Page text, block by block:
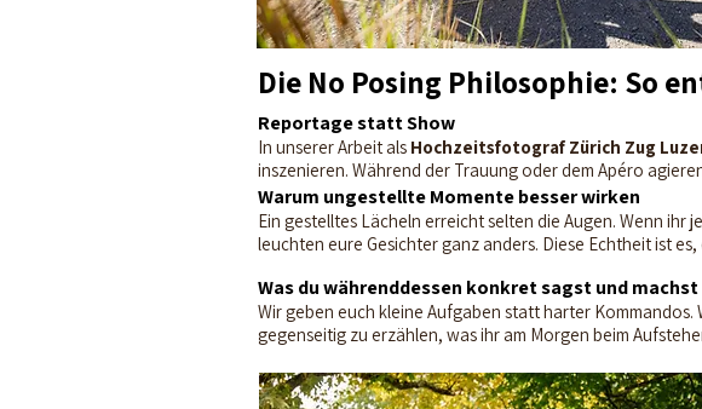
Die No Posing Philosophie: So
Reportage statt Show
In unserer Arbeit als Hochzeitsfotograf Zürich Zug
inszenieren. Während der Trauung oder dem Apéro
Warum ungestellte Momente besser wirken
Ein gestelltes Lächeln erreicht selten die Augen. Wenn
leuchten eure Gesichter ganz anders. Diese Echtheit ist
Was du währenddessen konkret sagst und machst
Wir geben euch kleine Aufgaben statt harter
gegenseitig zu erzählen, was ihr am Morgen beim